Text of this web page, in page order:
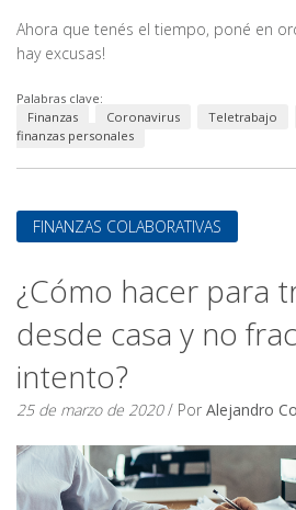
Ahora que tenés el tiempo, poné en
hay excusas!
Palabras clave:
Finanzas
Coronavirus Teletrabajo
finanzas personales
FINANZAS COLABORATIVAS
¿Cómo hacer para
desde casa y no
intento?
25 de marzo de 2020/ Por Alejandro